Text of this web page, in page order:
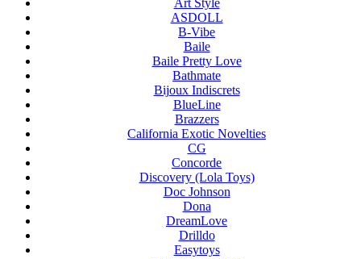
ASDOLL
B-Vibe
Baile
Baile Pretty Love
Bathmate
Bijoux Indiscrets
BlueLine
Brazzers
California Exotic Novelties
CG
Concorde
Discovery (Lola Toys)
Doc Johnson
Dona
DreamLove
Drilldo
Easytoys